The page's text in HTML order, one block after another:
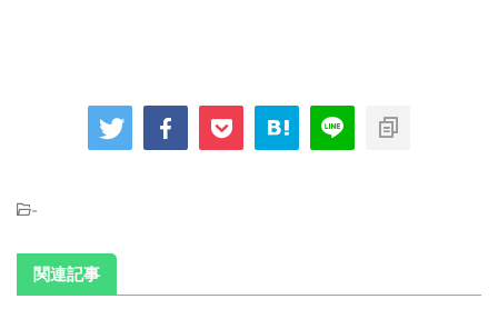
-
関連記事